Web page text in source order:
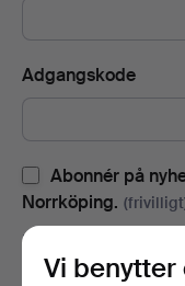
Adgangskode
Abonnér på
Norrköping.
Med blandt andet
nyheder. Hvis du
Vi benytter